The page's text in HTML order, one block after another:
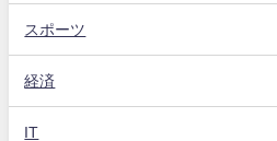
スポーツ
経済
IT